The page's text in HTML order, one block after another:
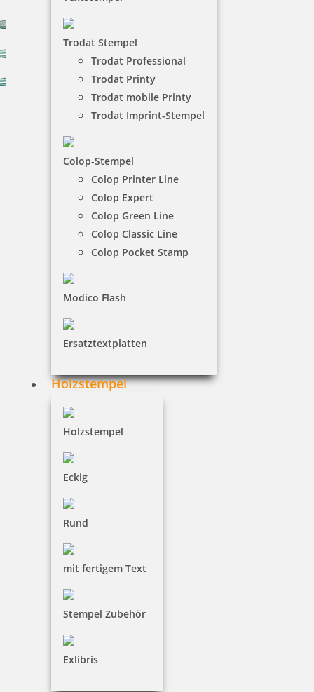
Trodat Stempel
Trodat Professional
Trodat Printy
Trodat mobile Printy
Trodat Imprint-Stempel
Colop-Stempel
Colop Printer Line
Colop Expert
Colop Green Line
Colop Classic Line
Colop Pocket Stamp
Modico Flash
Ersatztextplatten
Holzstempel
Holzstempel
Eckig
Rund
mit fertigem Text
Stempel Zubehör
Exlibris
Stamp & Smart Pen
Der Stamp & Smart Pen ist ein praktischer Begleiter
für unterwegs, denn er passt in jede Tasche.
NACH WUNSCHSTEMPEL FILTERN
€-
14 Artikel in der Kategorie
Heri Mini Smartpen 4374 Stempelkugelschreiber rot mit